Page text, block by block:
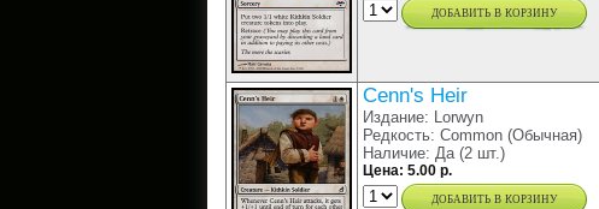
добавить в корзину
Cenn's Heir
Издание: Lorwyn
Редкость: Common (Обычная)
Наличие: Да (2 шт.)
Цена: 5.00 р.
добавить в корзину